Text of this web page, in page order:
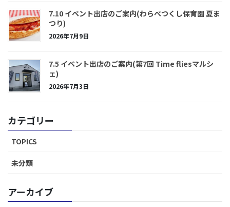
7.10 イベント出店のご案内(わらべつくし保育園 夏ま
つり)
2026年7月9日
7.5 イベント出店のご案内(第7回 Time fliesマルシ
ェ)
2026年7月3日
カテゴリー
TOPICS
未分類
アーカイブ